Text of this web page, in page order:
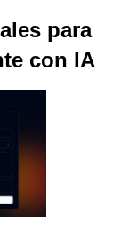
para
con IA